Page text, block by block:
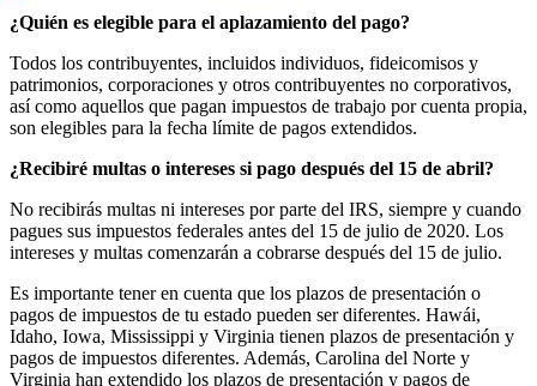
¿Quién es elegible para el aplazamiento del pago?
Todos los contribuyentes, incluidos individuos, fideicomisos y
patrimonios, corporaciones y otros contribuyentes no corporativos,
así como aquellos que pagan impuestos de trabajo por cuenta propia,
son elegibles para la fecha límite de pagos extendidos.
¿Recibiré multas o intereses si pago después del 15 de abril?
No recibirás multas ni intereses por parte del IRS, siempre y cuando
pagues sus impuestos federales antes del 15 de julio de 2020. Los
intereses y multas comenzarán a cobrarse después del 15 de julio.
Es importante tener en cuenta que los plazos de presentación o
pagos de impuestos de tu estado pueden ser diferentes. Hawái,
Idaho, Iowa, Mississippi y Virginia tienen plazos de presentación y
pagos de impuestos diferentes. Además, Carolina del Norte y
Virginia han extendido los plazos de presentación y pagos de